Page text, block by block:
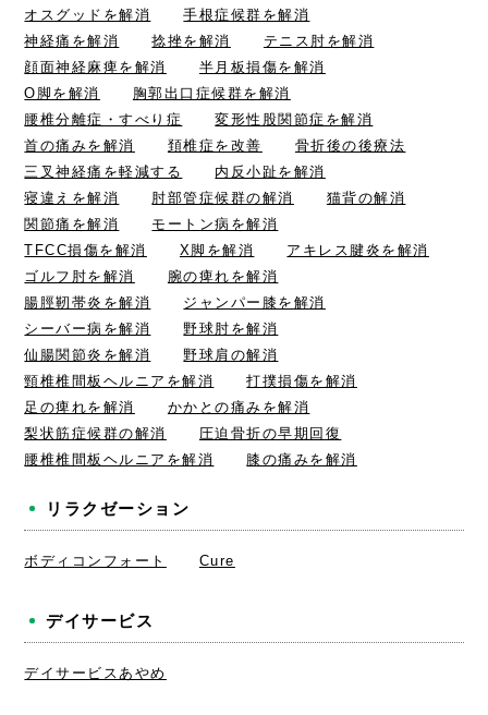
オスグッドを解消
手根症候群を解消
神経痛を解消
捻挫を解消
テニス肘を解消
顔面神経麻痺を解消
半月板損傷を解消
O脚を解消
胸郭出口症候群を解消
腰椎分離症・すべり症
変形性股関節症を解消
首の痛みを解消
頚椎症を改善
骨折後の後療法
三叉神経痛を軽減する
内反小趾を解消
寝違えを解消
肘部管症候群の解消
猫背の解消
関節痛を解消
モートン病を解消
TFCC損傷を解消
X脚を解消
アキレス腱炎を解消
ゴルフ肘を解消
腕の痺れを解消
腸脛靭帯炎を解消
ジャンパー膝を解消
シーバー病を解消
野球肘を解消
仙腸関節炎を解消
野球肩の解消
頸椎椎間板ヘルニアを解消
打撲損傷を解消
足の痺れを解消
かかとの痛みを解消
梨状筋症候群の解消
圧迫骨折の早期回復
腰椎椎間板ヘルニアを解消
膝の痛みを解消
リラクゼーション
ボディコンフォート Cure
デイサービス
デイサービスあやめ